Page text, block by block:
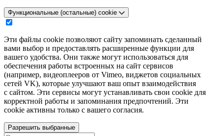
Функциональные (остальные) cookie
Эти файлы cookie позволяют сайту запоминать сделанный
вами выбор и предоставлять расширенные функции для
вашего удобства. Они также могут использоваться для
обеспечения работы встроенных на сайт сервисов
(например, видеоплееров от Vimeo, виджетов социальных
сетей VK), которые улучшают ваш опыт взаимодействия
с сайтом. Эти сервисы могут устанавливать свои cookie для
корректной работы и запоминания предпочтений. Эти
cookie активны только с вашего согласия.
Разрешить выбранные